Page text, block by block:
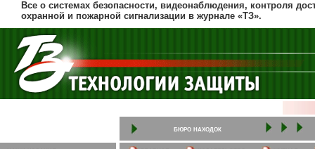
Все о системах безопасности, видеонаблюдения, контроля
охранной и пожарной сигнализации в журнале «ТЗ».
бюро находок